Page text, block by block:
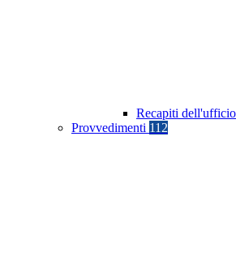
Recapiti
Provvedimenti 112